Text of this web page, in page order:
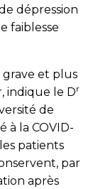
dépression
faiblesse
grave et plus
indique le Dr
de
à la COVID-
patients
par
après